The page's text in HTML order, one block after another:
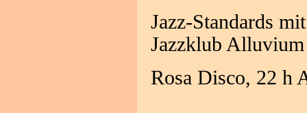
Jazz-Standards
Jazzklub Alluvium
Rosa Disco, 22 h